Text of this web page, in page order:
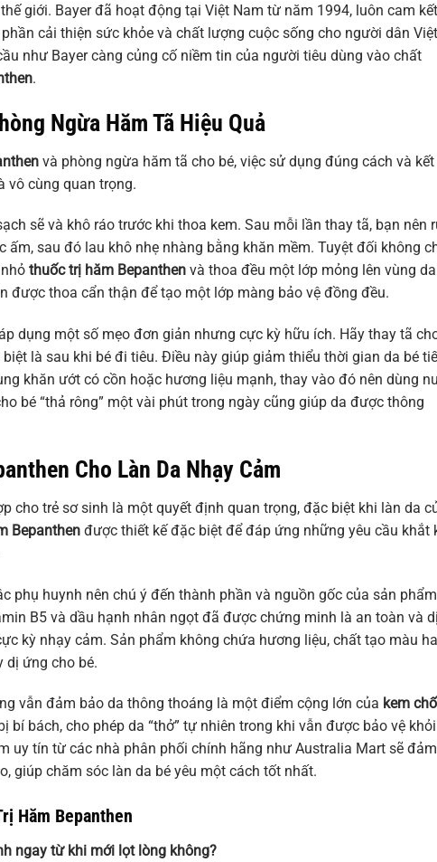
giới. Bayer đã hoạt động tại Việt Nam từ năm 1994, luôn cam kết
cải thiện sức khỏe và chất lượng cuộc sống cho người dân Việt
như Bayer càng củng cố niềm tin của người tiêu dùng vào chất
.
Ngừa Hăm Tã Hiệu Quả
và phòng ngừa hăm tã cho bé, việc sử dụng đúng cách và kết
vô cùng quan trọng.
sẽ và khô ráo trước khi thoa kem. Sau mỗi lần thay tã, bạn nên
ấm, sau đó lau khô nhẹ nhàng bằng khăn mềm. Tuyệt đối không
thuốc trị hăm Bepanthen và thoa đều một lớp mỏng lên vùng
được thoa cẩn thận để tạo một lớp màng bảo vệ đồng đều.
dụng một số mẹo đơn giản nhưng cực kỳ hữu ích. Hãy thay tã
là sau khi bé đi tiêu. Điều này giúp giảm thiểu thời gian da bé
khăn ướt có cồn hoặc hương liệu mạnh, thay vào đó nên dùng
bé “thả rông” một vài phút trong ngày cũng giúp da được thông
Cho Làn Da Nhạy Cảm
cho trẻ sơ sinh là một quyết định quan trọng, đặc biệt khi làn da
Bepanthen được thiết kế đặc biệt để đáp ứng những yêu cầu khắt
phụ huynh nên chú ý đến thành phần và nguồn gốc của sản
B5 và dầu hạnh nhân ngọt đã được chứng minh là an toàn và
kỳ nhạy cảm. Sản phẩm không chứa hương liệu, chất tạo màu
dị ứng cho bé.
vẫn đảm bảo da thông thoáng là một điểm cộng lớn của kem
bí bách, cho phép da “thở” tự nhiên trong khi vẫn được bảo vệ khỏi
uy tín từ các nhà phân phối chính hãng như Australia Mart sẽ đảm
giúp chăm sóc làn da bé yêu một cách tốt nhất.
Hăm Bepanthen
ngay từ khi mới lọt lòng không?